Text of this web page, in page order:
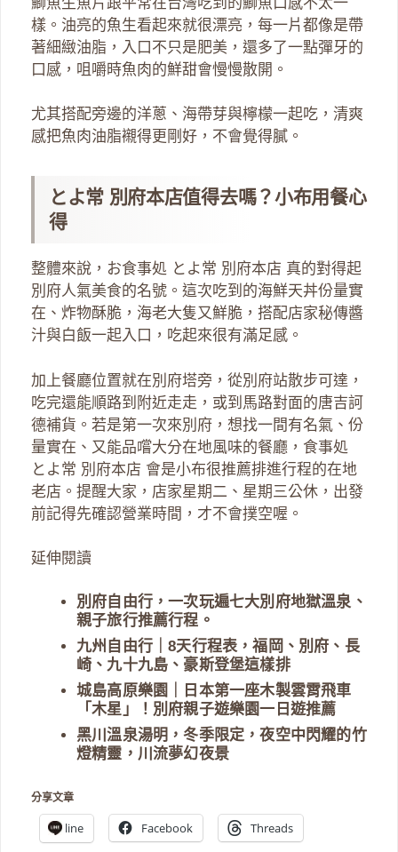
樣。油亮的魚生看起來就很漂亮，每一片都像是帶
著細緻油脂，入口不只是肥美，還多了一點彈牙的
口感，咀嚼時魚肉的鮮甜會慢慢散開。
尤其搭配旁邊的洋蔥、海帶芽與檸檬一起吃，清爽
感把魚肉油脂襯得更剛好，不會覺得膩。
とよ常 別府本店值得去嗎？小布用餐心
得
整體來說，お食事処 とよ常 別府本店 真的對得起
別府人氣美食的名號。這次吃到的海鮮天丼份量實
在、炸物酥脆，海老大隻又鮮脆，搭配店家秘傳醬
汁與白飯一起入口，吃起來很有滿足感。
加上餐廳位置就在別府塔旁，從別府站散步可達，
吃完還能順路到附近走走，或到馬路對面的唐吉訶
德補貨。若是第一次來別府，想找一間有名氣、份
量實在、又能品嚐大分在地風味的餐廳，食事処
とよ常 別府本店 會是小布很推薦排進行程的在地
老店。提醒大家，店家星期二、星期三公休，出發
前記得先確認營業時間，才不會撲空喔。
延伸閱讀
別府自由行，一次玩遍七大別府地獄溫泉、
親子旅行推薦行程。
九州自由行｜8天行程表，福岡、別府、長
崎、九十九島、豪斯登堡這樣排
城島高原樂園｜日本第一座木製雲霄飛車
「木星」！別府親子遊樂園一日遊推薦
黑川溫泉湯明，冬季限定，夜空中閃耀的竹
燈精靈，川流夢幻夜景
分享文章
line Facebook Threads